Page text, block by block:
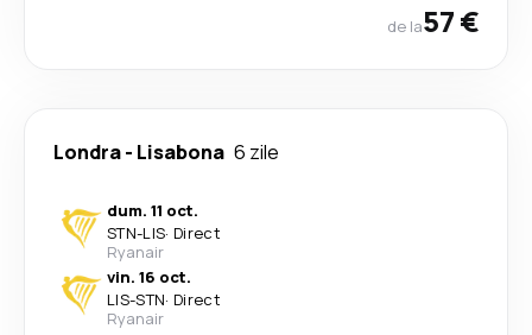
de la57 €
Londra- Lisabona 6 zile
dum. 11 oct.
STN-LIS· Direct
Ryanair
vin. 16 oct.
LIS-STN· Direct
Ryanair